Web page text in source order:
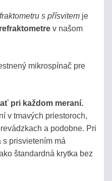
s přísvitem je
v našom
mikrospínač pre
pri každom meraní.
v tmavých priestoroch,
a podobne. Pri
s prisvietením má
štandardná krytka bez